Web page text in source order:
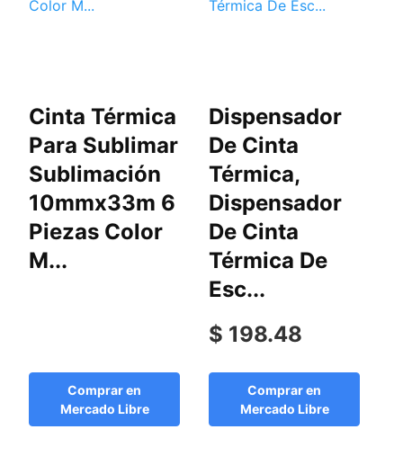
Cinta Térmica
Para Sublimar
Sublimación
10mmx33m 6
Piezas Color
M...
Comprar en
Mercado Libre
Dispensador
De Cinta
Térmica,
Dispensador
De Cinta
Térmica De
Esc...
$ 198.48
Comprar en
Mercado Libre